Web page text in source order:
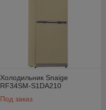
Холодильник Snaige
RF34SM-S1DA210
Под заказ